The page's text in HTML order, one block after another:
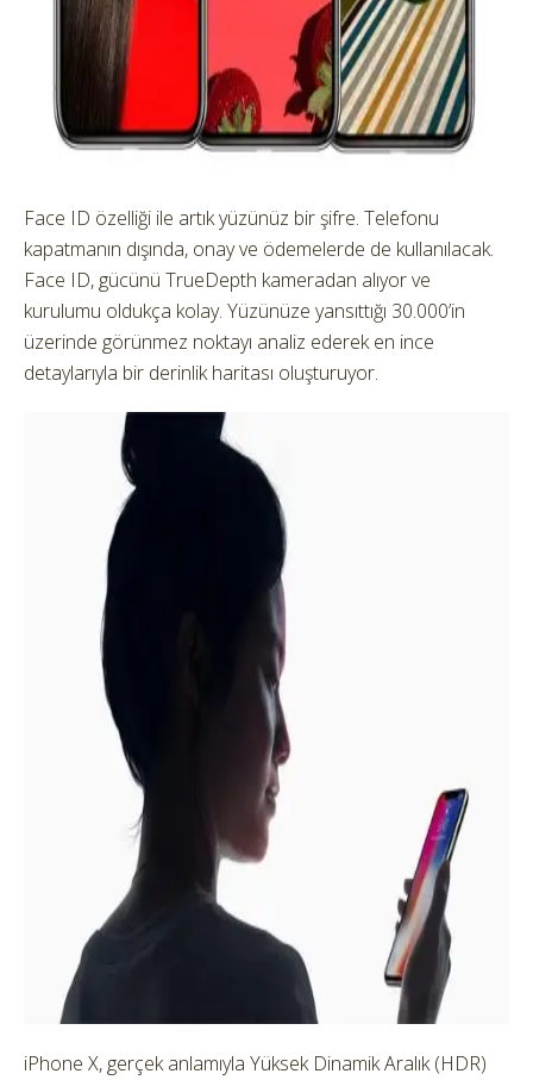
Face ID özelliği ile artık yüzünüz bir şifre. Telefonu
kapatmanın dışında, onay ve ödemelerde de kullanılacak.
Face ID, gücünü TrueDepth kameradan alıyor ve
kurulumu oldukça kolay. Yüzünüze yansıttığı 30.000’in
üzerinde görünmez noktayı analiz ederek en ince
detaylarıyla bir derinlik haritası oluşturuyor.
iPhone X, gerçek anlamıyla Yüksek Dinamik Aralık (HDR)